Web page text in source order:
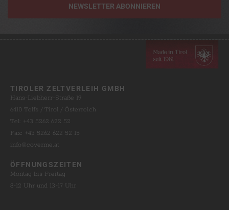
TIROLER ZELTVERLEIH GMBH
Hans-Liebherr-Straße 19
6410 Telfs / Tirol / Österreich
Tel: +43 5262 622 52
Fax: +43 5262 622 52 15
info@coverme.at
ÖFFNUNGSZEITEN
Montag bis Freitag
8-12 Uhr und 13-17 Uhr